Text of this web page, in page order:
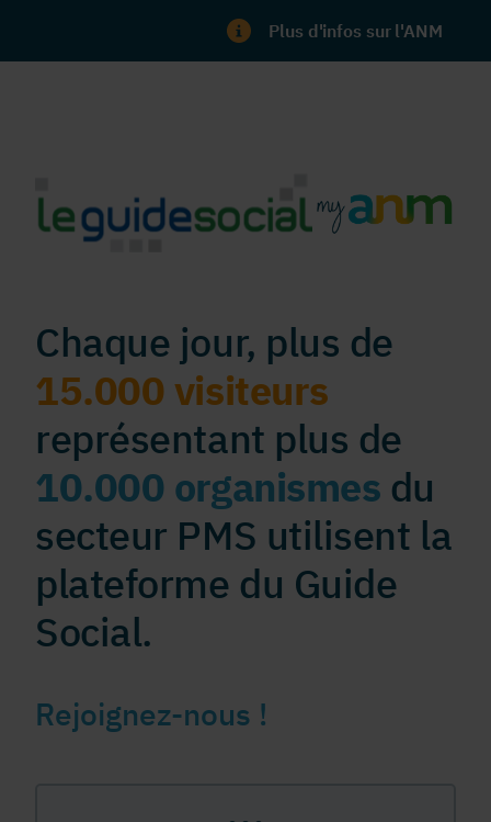
Plus d'infos sur l'ANM
Chaque jour, plus de
15.000 visiteurs
représentant plus de
10.000 organismes du
secteur PMS utilisent la
plateforme du Guide
Social.
Rejoignez-nous !